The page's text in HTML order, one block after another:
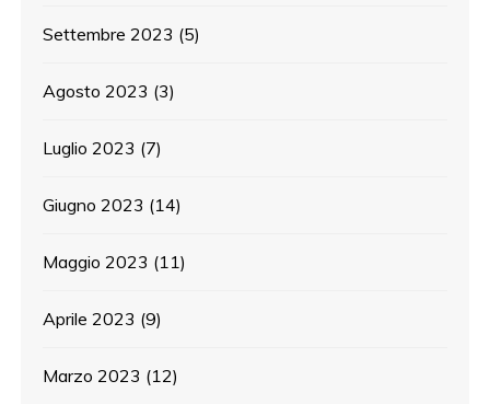
Settembre 2023 (5)
Agosto 2023 (3)
Luglio 2023 (7)
Giugno 2023 (14)
Maggio 2023 (11)
Aprile 2023 (9)
Marzo 2023 (12)